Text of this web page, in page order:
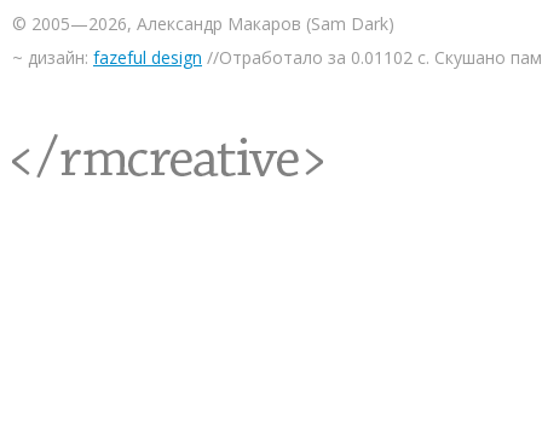
© 2005—2026, Александр Макаров (Sam Dark)
~ дизайн: fazeful design //Отработало за 0.01102 с. Скушано
<rmcreative/>